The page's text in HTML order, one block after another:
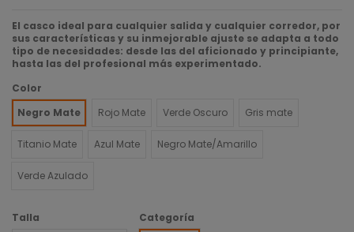
El casco ideal para cualquier salida y cualquier corredor, por
sus características y su inmejorable ajuste se adapta a todo
tipo de necesidades: desde las del aficionado y principiante,
hasta las del profesional más experimentado.
Color
Negro Mate
Rojo Mate Verde Oscuro Gris mate
Titanio Mate Azul Mate Negro Mate/Amarillo
Verde Azulado
Talla
Categoría